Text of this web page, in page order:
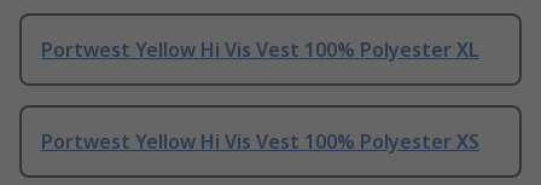
Portwest Yellow Hi Vis Vest 100% Polyester XL
Portwest Yellow Hi Vis Vest 100% Polyester XS